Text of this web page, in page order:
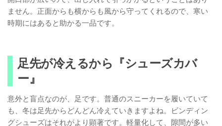
ません。正面からも横からも風から守ってくれるので、寒い
時期にはあると助かる一品です。
足先が冷えるから『シューズカバ
ー』
意外と盲点なのが、足です。普通のスニーカーを履いていて
も、冬は足先からどんどん冷えていきますよね。ビンディン
グシューズはそれがより顕著です。軽量化して、隙間が多い